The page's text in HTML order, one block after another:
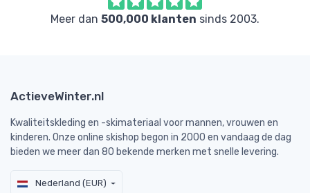
Meer dan 500,000 klanten sinds 2003.
ActieveWinter.nl
Kwaliteitskleding en -skimateriaal voor mannen, vrouwen en
kinderen. Onze online skishop begon in 2000 en vandaag de dag
bieden we meer dan 80 bekende merken met snelle levering.
Nederland (EUR)